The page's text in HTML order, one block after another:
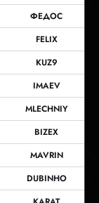
ФЕДОС
FELIX
KUZ9
IMAEV
MLECHNIY
BIZEX
MAVRIN
DUBINHO